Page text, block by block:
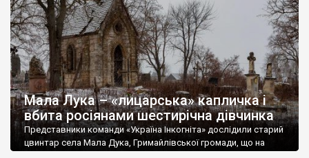
Мала Лука – «лицарська» капличка і
вбита росіянами шестирічна дівчинка
Представники команди «Україна Інкогніта» дослідили старий
цвинтар села Мала Дука, Гримайлівської громади, що на